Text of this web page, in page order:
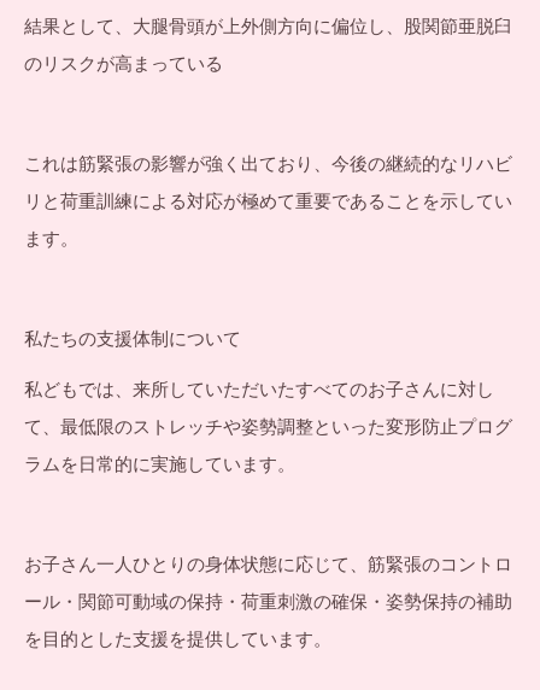
結果として、大腿骨頭が上外側方向に偏位し、股関節亜脱臼
のリスクが高まっている
これは筋緊張の影響が強く出ており、今後の継続的なリハビ
リと荷重訓練による対応が極めて重要であることを示してい
ます。
私たちの支援体制について
私どもでは、来所していただいたすべてのお子さんに対し
て、最低限のストレッチや姿勢調整といった変形防止プログ
ラムを日常的に実施しています。
お子さん一人ひとりの身体状態に応じて、筋緊張のコントロ
ール・関節可動域の保持・荷重刺激の確保・姿勢保持の補助
を目的とした支援を提供しています。